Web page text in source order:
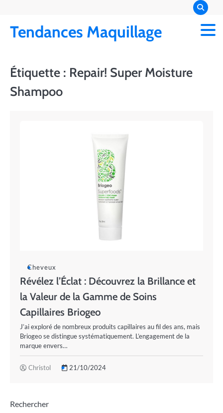
content
Tendances Maquillage
Étiquette : Repair! Super Moisture
Shampoo
Cheveux
Révélez l’Éclat : Découvrez la Brillance et
la Valeur de la Gamme de Soins
Capillaires Briogeo
J’ai exploré de nombreux produits capillaires au fil des ans, mais
Briogeo se distingue systématiquement. L’engagement de la
marque envers…
Christol 21/10/2024
Rechercher